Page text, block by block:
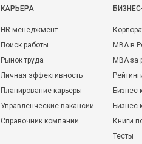
КАРЬЕРА
HR-менеджмент
Поиск работы
Рынок труда
Личная эффективность
Планирование карьеры
Управленческие вакансии
Справочник компаний
MBA в
MBA
Бизнес-
Книги
Тесты